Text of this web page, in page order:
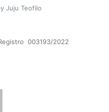
Juju Teofilo
003193/2022